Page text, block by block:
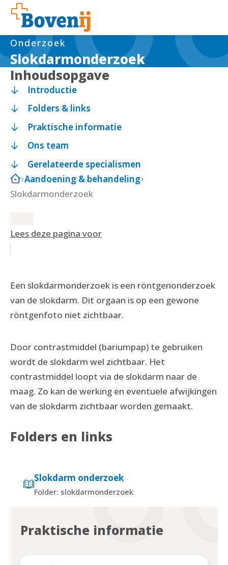
Slokdarmonderzoek
Onderzoek
Inhoudsopgave
Introductie
Folders & links
Praktische informatie
Ons team
Gerelateerde specialismen
Aandoening & behandeling
Slokdarmonderzoek
Lees deze pagina voor
Een slokdarmonderzoek is een röntgenonderzoek
van de slokdarm. Dit orgaan is op een gewone
röntgenfoto niet zichtbaar.
Door contrastmiddel (bariumpap) te gebruiken
wordt de slokdarm wel zichtbaar. Het
contrastmiddel loopt via de slokdarm naar de
maag. Zo kan de werking en eventuele afwijkingen
van de slokdarm zichtbaar worden gemaakt.
Folders en links
Slokdarm onderzoek
Folder: slokdarmonderzoek
Praktische informatie